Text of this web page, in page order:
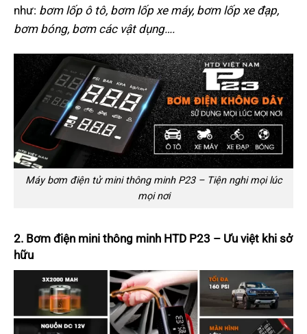
như: bơm lốp ô tô, bơm lốp xe máy, bơm lốp xe đạp,
bơm bóng, bơm các vật dụng….
Máy bơm điện tử mini thông minh P23 – Tiện nghi mọi lúc
mọi nơi
2. Bơm điện mini thông minh HTD P23 – Ưu việt khi sở
hữu